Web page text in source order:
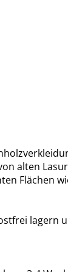
alten
Flächen
lagern